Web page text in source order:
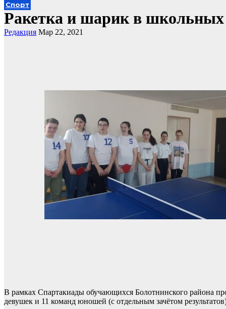
Спорт
Ракетка и шарик в школьных
Редакция Мар 22, 2021
В рамках Спартакиады обучающихся Болотнинского района
девушек и 11 команд юношей (с отдельным зачётом